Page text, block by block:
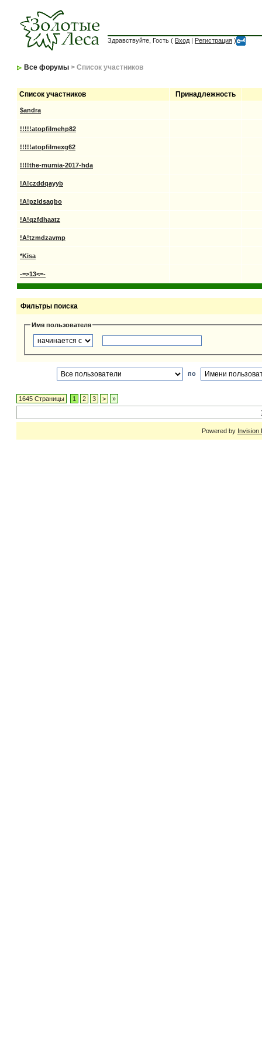
Здравствуйте, Гость ( Вход | Регистрация )
Все форумы > Список участников
Список участников Принадлежность
$andra
!!!!!atopfilmehp82
!!!!!atopfilmexg62
!!!!the-mumia-2017-hda
!A!czddqayyb
!A!pzldsagbo
!A!qzfdhaatz
!A!tzmdzavmp
*Kisa
-=>13<=-
Фильтры поиска
Имя пользователя
по
1645 Страницы 1 2 3 > »
Powered by Invision